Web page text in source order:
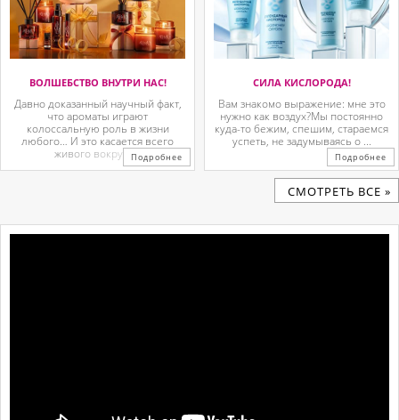
ВОЛШЕБСТВО ВНУТРИ НАС!
Давно доказанный научный факт,
что ароматы играют
колоссальную роль в жизни
любого… И это касается всего
живого вокруг. ...Подробнее
СИЛА КИСЛОРОДА!
Вам знакомо выражение: мне это
нужно как воздух?Мы постоянно
куда-то бежим, спешим, стараемся
успеть, не задумываясь о ...
Подробнее
CМОТРЕТЬ ВСЕ »